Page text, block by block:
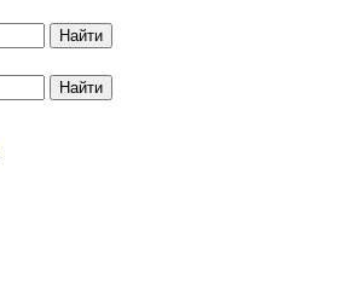
Найти
Найти